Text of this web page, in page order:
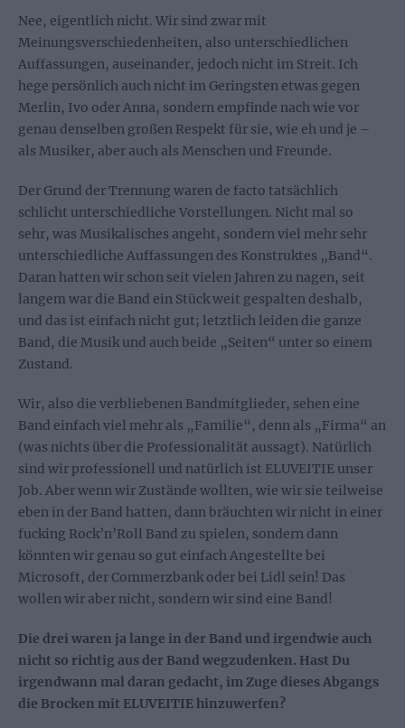
Nee, eigentlich nicht. Wir sind zwar mit
Meinungsverschiedenheiten, also unterschiedlichen
Auffassungen, auseinander, jedoch nicht im Streit. Ich
hege persönlich auch nicht im Geringsten etwas gegen
Merlin, Ivo oder Anna, sondern empfinde nach wie vor
genau denselben großen Respekt für sie, wie eh und je –
als Musiker, aber auch als Menschen und Freunde.
Der Grund der Trennung waren de facto tatsächlich
schlicht unterschiedliche Vorstellungen. Nicht mal so
sehr, was Musikalisches angeht, sondern viel mehr sehr
unterschiedliche Auffassungen des Konstruktes „Band“.
Daran hatten wir schon seit vielen Jahren zu nagen, seit
langem war die Band ein Stück weit gespalten deshalb,
und das ist einfach nicht gut; letztlich leiden die ganze
Band, die Musik und auch beide „Seiten“ unter so einem
Zustand.
Wir, also die verbliebenen Bandmitglieder, sehen eine
Band einfach viel mehr als „Familie“, denn als „Firma“ an
(was nichts über die Professionalität aussagt). Natürlich
sind wir professionell und natürlich ist ELUVEITIE unser
Job. Aber wenn wir Zustände wollten, wie wir sie teilweise
eben in der Band hatten, dann bräuchten wir nicht in einer
fucking Rock’n’Roll Band zu spielen, sondern dann
könnten wir genau so gut einfach Angestellte bei
Microsoft, der Commerzbank oder bei Lidl sein! Das
wollen wir aber nicht, sondern wir sind eine Band!
Die drei waren ja lange in der Band und irgendwie auch
nicht so richtig aus der Band wegzudenken. Hast Du
irgendwann mal daran gedacht, im Zuge dieses Abgangs
die Brocken mit ELUVEITIE hinzuwerfen?